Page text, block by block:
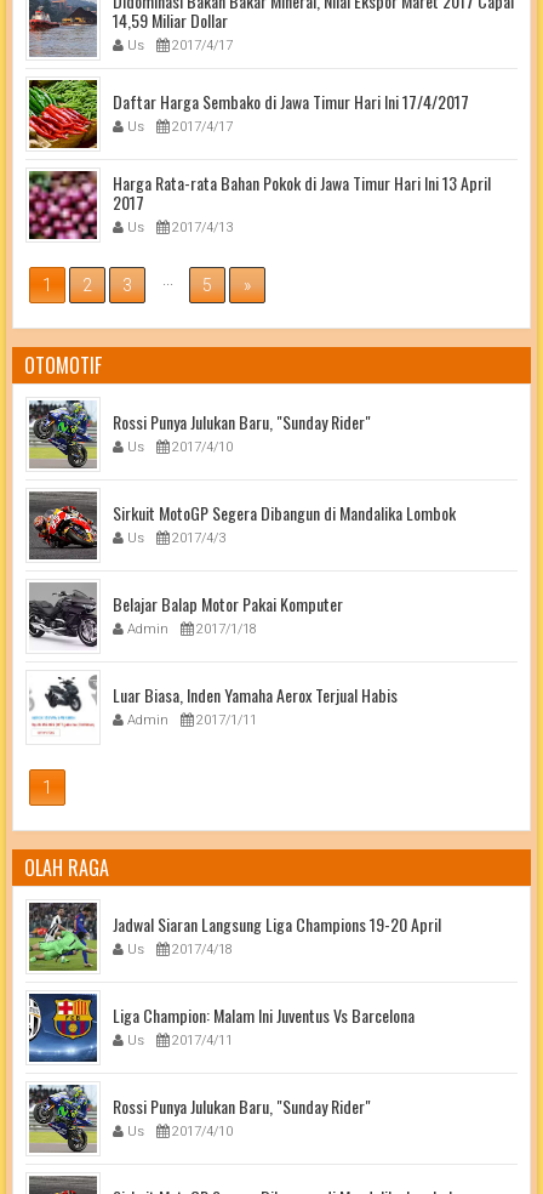
14,59 Miliar Dollar
Us 2017/4/17
Daftar Harga Sembako di Jawa Timur Hari Ini 17/4/2017
Us 2017/4/17
Harga Rata-rata Bahan Pokok di Jawa Timur Hari Ini 13 April
2017
Us 2017/4/13
1 2 3 5 »
OTOMOTIF
Rossi Punya Julukan Baru, "Sunday Rider"
Us 2017/4/10
Sirkuit MotoGP Segera Dibangun di Mandalika Lombok
Us 2017/4/3
Belajar Balap Motor Pakai Komputer
Admin 2017/1/18
Luar Biasa, Inden Yamaha Aerox Terjual Habis
Admin 2017/1/11
1
OLAH RAGA
Jadwal Siaran Langsung Liga Champions 19-20 April
Us 2017/4/18
Liga Champion: Malam Ini Juventus Vs Barcelona
Us 2017/4/11
Rossi Punya Julukan Baru, "Sunday Rider"
Us 2017/4/10